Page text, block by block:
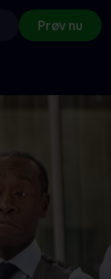
Prøv nu